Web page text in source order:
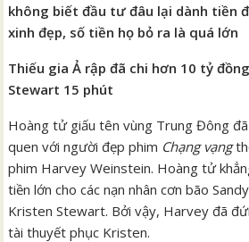
không biết đầu tư đâu lại dành tiền
xinh đẹp, số tiền họ bỏ ra là quá lớn
Thiếu gia Ả rập đã chi hơn 10 tỷ
Stewart 15 phút
Hoàng tử giấu tên vùng Trung Đông
quen với người đẹp phim Chạng vạng
phim Harvey Weinstein. Hoàng tử
tiền lớn cho các nạn nhân cơn bão
Kristen Stewart. Bởi vậy, Harvey đã
tài thuyết phục Kristen.